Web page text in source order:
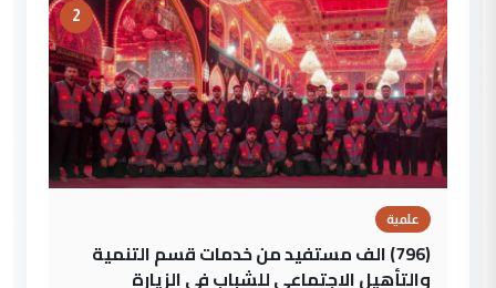
2
علمية
(796) الف مستفيد من خدمات قسم التنمية
والتأهيل الاجتماعي للشباب في الزيارة